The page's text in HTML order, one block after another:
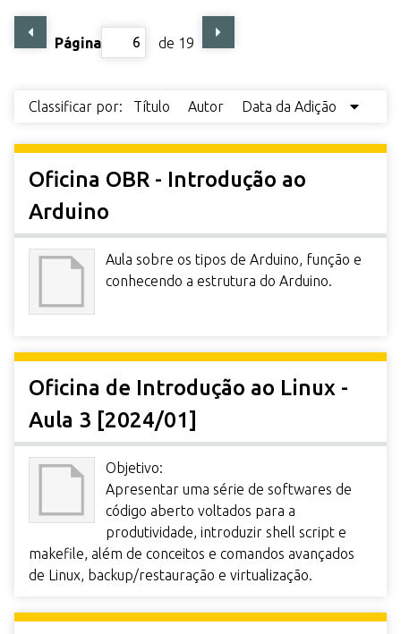
Página de 19
Classificar por: Título Autor Data da Adição
Oficina OBR - Introdução ao
Arduino
Aula sobre os tipos de Arduino, função e
conhecendo a estrutura do Arduino.
Oficina de Introdução ao Linux -
Aula 3 [2024/01]
Objetivo:
Apresentar uma série de softwares de
código aberto voltados para a
produtividade, introduzir shell script e
makefile, além de conceitos e comandos avançados
de Linux, backup/restauração e virtualização.